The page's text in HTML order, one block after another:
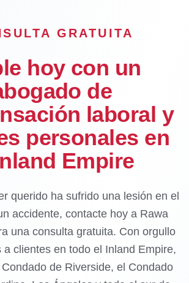
GRATUITA
hoy con un
de
laboral y
personales en
Empire
querido ha sufrido una lesión en el
accidente, contacte hoy a Rawa
una consulta gratuita. Con orgullo
a clientes en todo el Inland Empire,
de Riverside, el Condado